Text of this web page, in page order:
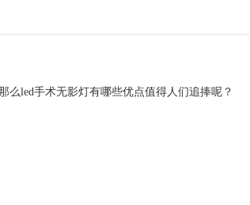
么led手术无影灯有哪些优点值得人们追捧呢？